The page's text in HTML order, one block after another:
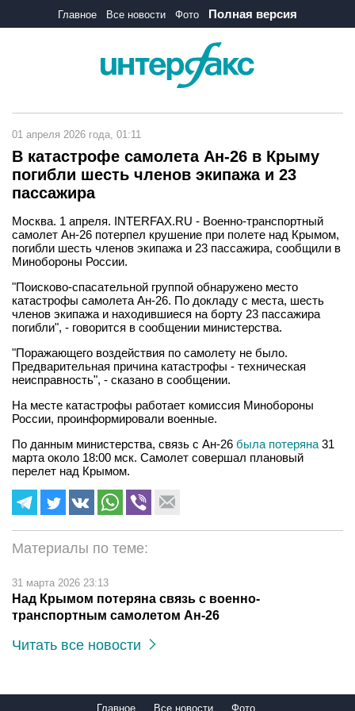
Главное Все новости Фото Полная версия
01 апреля 2026 года, 01:11
В катастрофе самолета Ан-26 в Крыму
погибли шесть членов экипажа и 23
пассажира
Москва. 1 апреля. INTERFAX.RU - Военно-транспортный
самолет Ан-26 потерпел крушение при полете над Крымом,
погибли шесть членов экипажа и 23 пассажира, сообщили в
Минобороны России.
"Поисково-спасательной группой обнаружено место
катастрофы самолета Ан-26. По докладу с места, шесть
членов экипажа и находившиеся на борту 23 пассажира
погибли", - говорится в сообщении министерства.
"Поражающего воздействия по самолету не было.
Предварительная причина катастрофы - техническая
неисправность", - сказано в сообщении.
На месте катастрофы работает комиссия Минобороны
России, проинформировали военные.
По данным министерства, связь с Ан-26 была потеряна 31
марта около 18:00 мск. Самолет совершал плановый
перелет над Крымом.
Материалы по теме:
31 марта 2026 23:13
Над Крымом потеряна связь с военно-
транспортным самолетом Ан-26
Читать все новости
Главное Все новости Фото